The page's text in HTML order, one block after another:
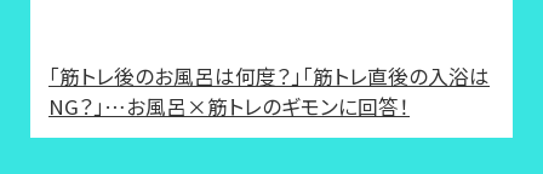
「筋トレ後のお風呂は何度？」「筋トレ直後の入浴は
NG？」…お風呂×筋トレのギモンに回答！